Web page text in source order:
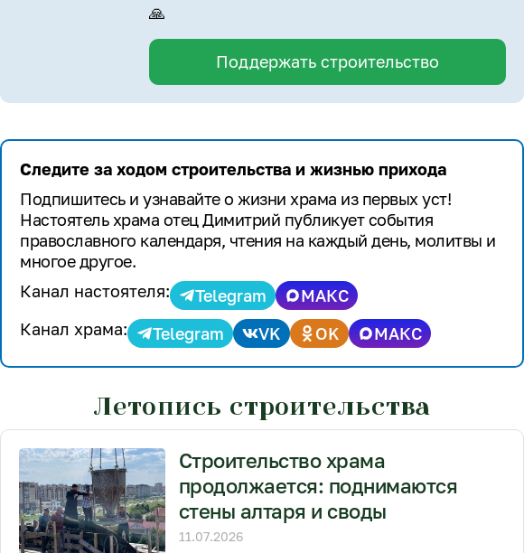
🙏
Поддержать строительство
Следите за ходом строительства и жизнью прихода
Подпишитесь и узнавайте о жизни храма из первых уст!
Настоятель храма отец Димитрий публикует события
православного календаря, чтения на каждый день, молитвы и
многое другое.
Канал настоятеля:
Telegram
МАКС
Канал храма:
Telegram VK OK МАКС
Летопись строительства
Строительство храма
продолжается: поднимаются
стены алтаря и своды
11.07.2026